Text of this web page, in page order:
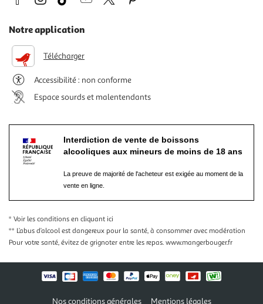
Notre application
Télécharger
Accessibilité : non conforme
Espace sourds et malentendants
Interdiction de vente de boissons
alcooliques aux mineurs de moins de 18 ans
La preuve de majorité de l'acheteur est exigée au moment de la
vente en ligne.
* Voir les conditions en cliquant ici
** L’abus d’alcool est dangereux pour la santé, à consommer avec modération
Pour votre santé, évitez de grignoter entre les repas. www.mangerbouger.fr
Nos conditions générales Mentions légales